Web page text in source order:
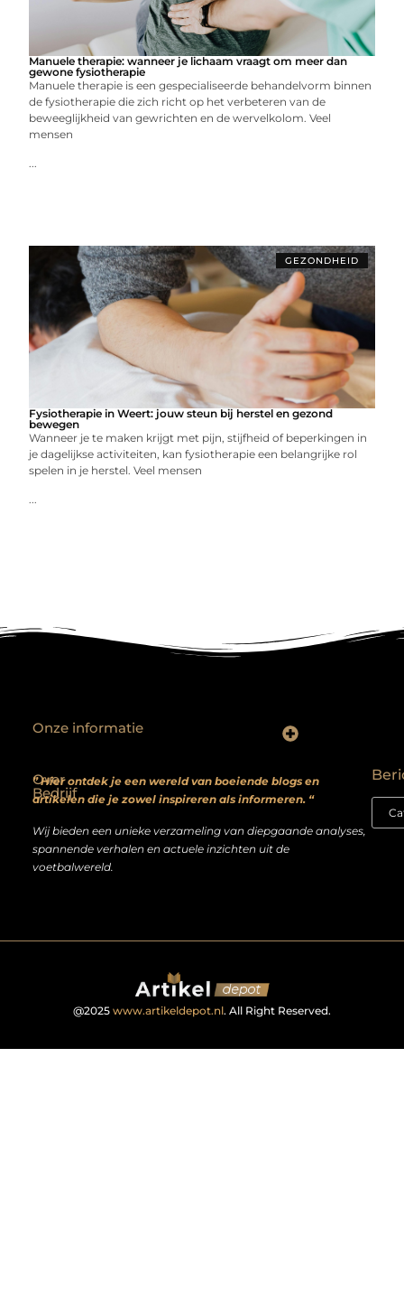
Manuele therapie: wanneer je lichaam vraagt om meer dan
gewone fysiotherapie
Manuele therapie is een gespecialiseerde behandelvorm binnen
de fysiotherapie die zich richt op het verbeteren van de
beweeglijkheid van gewrichten en de wervelkolom. Veel
mensen
...
GEZONDHEID
Fysiotherapie in Weert: jouw steun bij herstel en gezond
bewegen
Wanneer je te maken krijgt met pijn, stijfheid of beperkingen in
je dagelijkse activiteiten, kan fysiotherapie een belangrijke rol
spelen in je herstel. Veel mensen
...
Over
Bedrijf
” Hier ontdek je een wereld van boeiende blogs en
artikelen die je zowel inspireren als informeren. “
Wij bieden een unieke verzameling van diepgaande analyses,
spannende verhalen en actuele inzichten uit de
voetbalwereld.
Onze informatie
@2025 www.artikeldepot.nl. All Right Reserved.